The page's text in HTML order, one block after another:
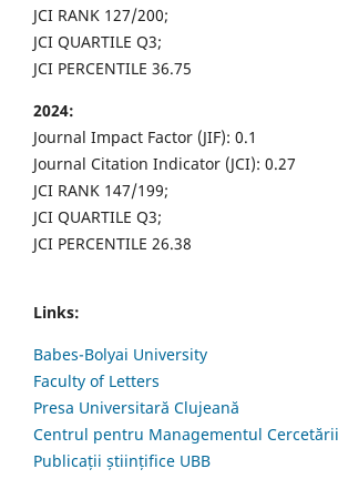
JCI RANK 127/200;
JCI QUARTILE Q3;
JCI PERCENTILE 36.75
2024:
Journal Impact Factor (JIF): 0.1
Journal Citation Indicator (JCI): 0.27
JCI RANK 147/199;
JCI QUARTILE Q3;
JCI PERCENTILE 26.38
Links:
Babes-Bolyai University
Faculty of Letters
Presa Universitară Clujeană
Centrul pentru Managementul
Publicații științifice UBB